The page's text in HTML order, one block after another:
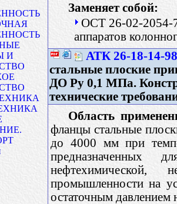
И
Заменяет собой:
ОСТ 26-02-2054-
аппаратов
АТК 26-18-14-98
стальные плоские
ДО Ру 0,1 МПа.
технические
Область
фланцы стальные
до 4000 мм при
предназначенных
нефтехимической,
промышленности на
остаточным